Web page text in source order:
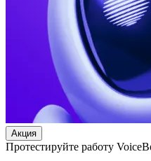
Акция
Протестируйте работу